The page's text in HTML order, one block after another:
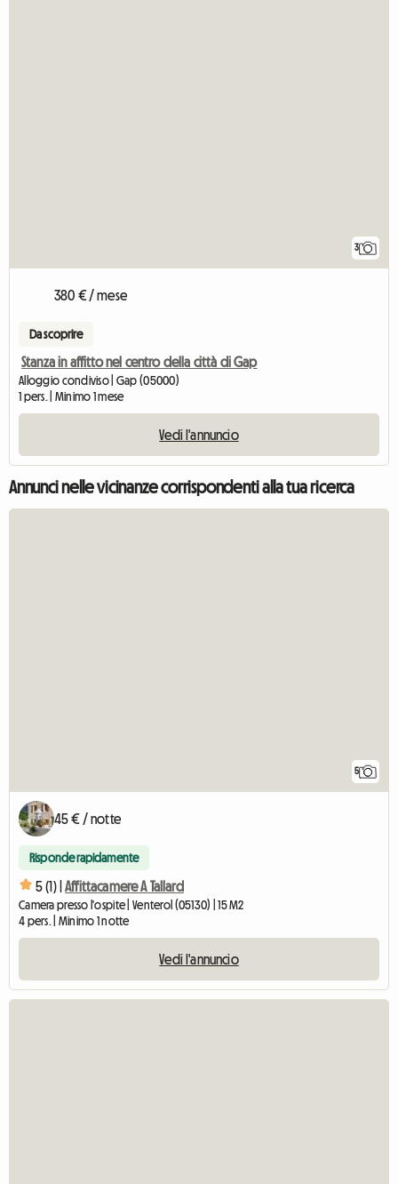
3
380 € / mese
Da scoprire
Stanza in affitto nel centro della città di Gap
Alloggio condiviso | Gap (05000)
1 pers. | Minimo 1 mese
Vedi l'annuncio
Annunci nelle vicinanze corrispondenti alla tua ricerca
5
45 € / notte
Risponde rapidamente
5 (1) | Affittacamere A Tallard
Camera presso l'ospite | Venterol (05130) | 15 M2
4 pers. | Minimo 1 notte
Vedi l'annuncio